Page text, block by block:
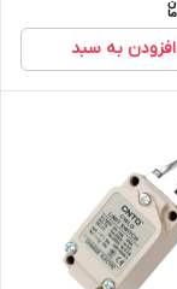
افزودن به سبد